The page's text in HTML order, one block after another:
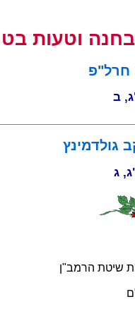
וטעות
חרל"פ
ב
גולדמינץ
ג
שיטת הרמב"ן